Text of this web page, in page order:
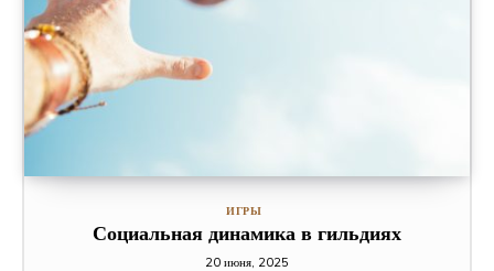
ИГРЫ
Социальная динамика в гильдиях
20 июня, 2025